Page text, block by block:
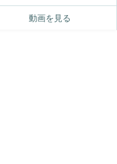
動画を見る